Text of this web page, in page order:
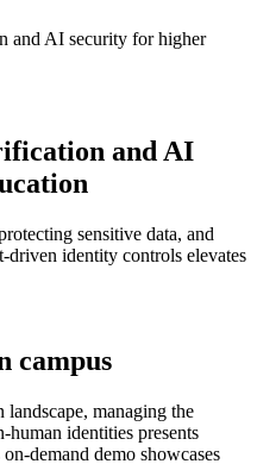
and AI security for higher
and AI
sensitive data, and
identity controls elevates
campus
managing the
identities presents
demand demo showcases